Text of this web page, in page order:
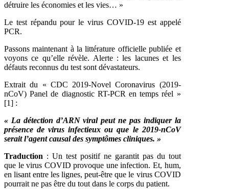
détruire les économies et les vies… »
Le test répandu pour le virus COVID-19 est appelé
PCR.
Passons maintenant à la littérature officielle publiée et
voyons ce qu’elle révèle. Alerte : les lacunes et les
défauts reconnus du test sont dévastateurs.
Extrait du « CDC 2019-Novel Coronavirus (2019-
nCoV) Panel de diagnostic RT-PCR en temps réel »
[1] :
« La détection d’ARN viral peut ne pas indiquer la
présence de virus infectieux ou que le 2019-nCoV
serait l’agent causal des symptômes cliniques. »
Traduction : Un test positif ne garantit pas du tout
que le virus COVID provoque une infection. Et, hum,
en lisant entre les lignes, peut-être que le virus COVID
pourrait ne pas être du tout dans le corps du patient.